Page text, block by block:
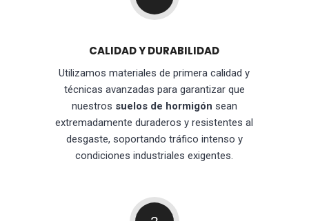
CALIDAD Y DURABILIDAD
Utilizamos materiales de primera calidad y
técnicas avanzadas para garantizar que
nuestros suelos de hormigón sean
extremadamente duraderos y resistentes al
desgaste, soportando tráfico intenso y
condiciones industriales exigentes.